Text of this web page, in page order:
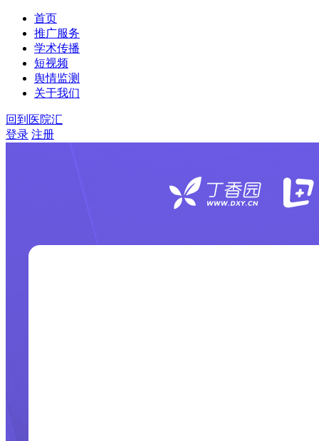
首页
推广服务
学术传播
短视频
舆情监测
关于我们
回到医院汇
登录 注册